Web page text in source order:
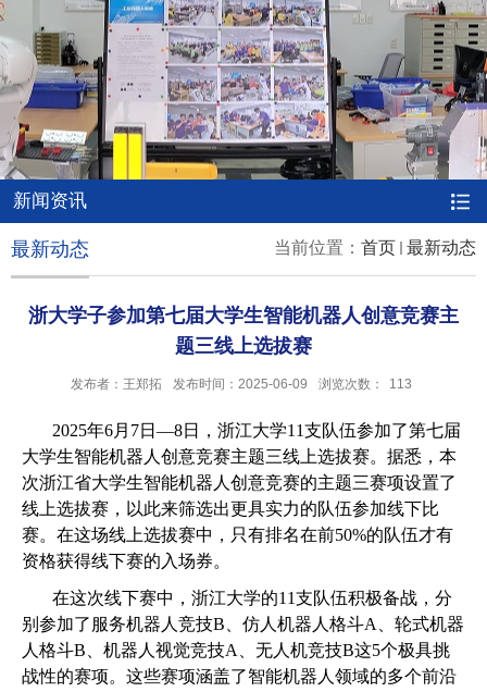
新闻资讯
当前位置： 首页 最新动态
最新动态
浙大学子参加第七届大学生智能机器人创意竞赛主
题三线上选拔赛
发布者：王郑拓 发布时间：2025-06-09 浏览次数： 113
2025年6月 7日—8日，浙江大学11支队伍参加了第七届
大学生智能机器人创意竞赛主题三线上选拔赛。据悉，本
次浙江省大学生智能机器人创意竞赛的主题三赛项设置了
线上选拔赛，以此来筛选出更具实力的队伍参加线下比
赛。在这场线上选拔赛中，只有排名在前50%的队伍才有
资格获得线下赛的入场券。
在这次线下赛中，浙江大学的11支队伍积极备战，分
别参加了服务机器人竞技B 、仿人机器人格斗A
、轮式机器
人格斗B 、机器人视觉竞技A 、无人机竞技B这5个极具挑
战性的赛项。这些赛项涵盖了智能机器人领域的多个前沿